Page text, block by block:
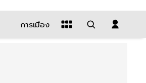
การเมือง